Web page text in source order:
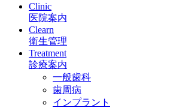
Clinic
医院案内
Clearn
衛生管理
Treatment
診療案内
一般歯科
歯周病
インプラント